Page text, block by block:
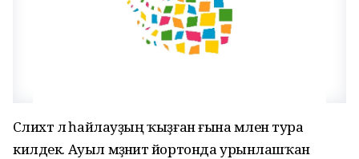
Сәлихтә лә һайлауҙың ҡыҙған ғына мәленә тура
килдек. Ауыл мәҙәниәт йортонда урынлашҡан